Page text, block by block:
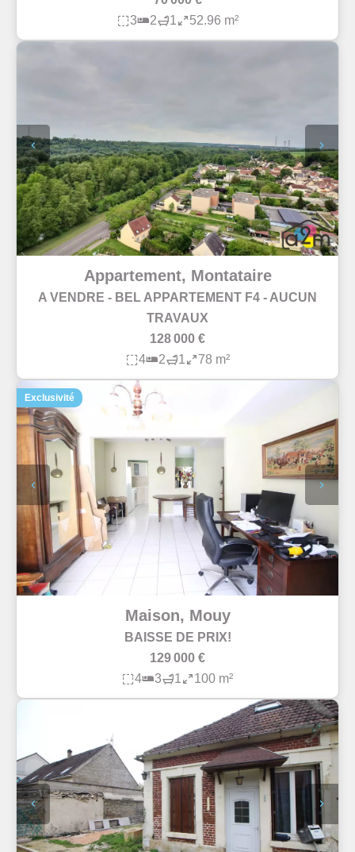
3
2 1 52.96 m²
Appartement, Montataire
A VENDRE - BEL APPARTEMENT F4 - AUCUN
TRAVAUX
128 000 €
4
2 1 78 m²
Exclusivité
Maison, Mouy
BAISSE DE PRIX!
129 000 €
4
3 1 100 m²